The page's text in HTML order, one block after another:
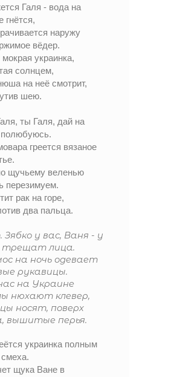
Галя - вода на
гнётся,
наружу
вёдер.
украинка,
солнцем,
на неё смотрит,
шею.
ты Галя, дай на
полюбуюсь.
греется вязаное
щучьему веленью
перезимуем.
рак на горе,
два пальца.
Зябко у вас, Ваня - у
трещат лица.
на ночь одевает
рукавицы.
на Украине
нюхают клевер,
носят, поверх
вышитые перья.
украинка полным
щука Ване в